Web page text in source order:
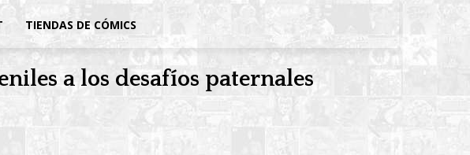
TIENDAS DE CÓMICS
a los desafíos paternales